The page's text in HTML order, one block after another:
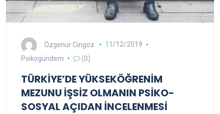
Özgenur Cingöz
11/12/2019
Psikogündem
(0)
TÜRKİYE’DE YÜKSEKÖĞRENİM
MEZUNU İŞSİZ OLMANIN PSİKO-
SOSYAL AÇIDAN İNCELENMESİ